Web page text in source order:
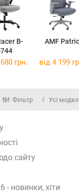
B-
AMF Patric
грн. від 4 199
Фільтр Усі
сайту
- новинки, хіти